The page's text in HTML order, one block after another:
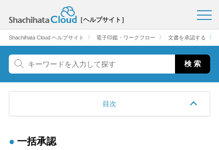
［ヘルプサイト］
Shachihata Cloud ヘルプサイト 〉 電子印鑑・ワークフロー 〉 文書を承認する 〉
目次
一括承認